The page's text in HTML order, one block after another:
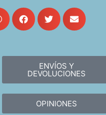
ENVÍOS Y
DEVOLUCIONES
OPINIONES